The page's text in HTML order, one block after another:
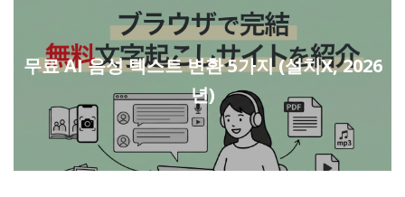
무료 AI 음성 텍스트 변환 5가지 (설치X, 2026
년)